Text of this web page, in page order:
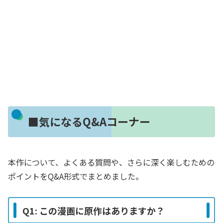
■気になるQ&Aコーナー
本作について、よくある質問や、さらに深く楽しむための
ポイントをQ&A形式でまとめました。
Q1: この漫画に原作はありますか？